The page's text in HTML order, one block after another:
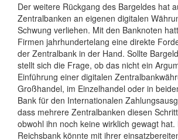
Der weitere Rückgang des Bargeldes hat
Zentralbanken an eigenen digitalen
Schwung verliehen. Mit den Banknoten
Firmen jahrhundertelang eine direkte
der Zentralbank in der Hand. Sollte
stellt sich die Frage, ob das nicht ein
Einführung einer digitalen
Großhandel, im Einzelhandel oder in
Bank für den Internationalen
dass mehrere Zentralbanken diesen
obwohl ihn noch keine wirklich gewagt
Reichsbank könnte mit ihrer